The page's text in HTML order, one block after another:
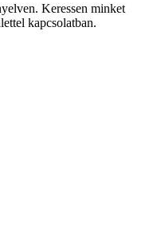
Keressen minket
kapcsolatban.